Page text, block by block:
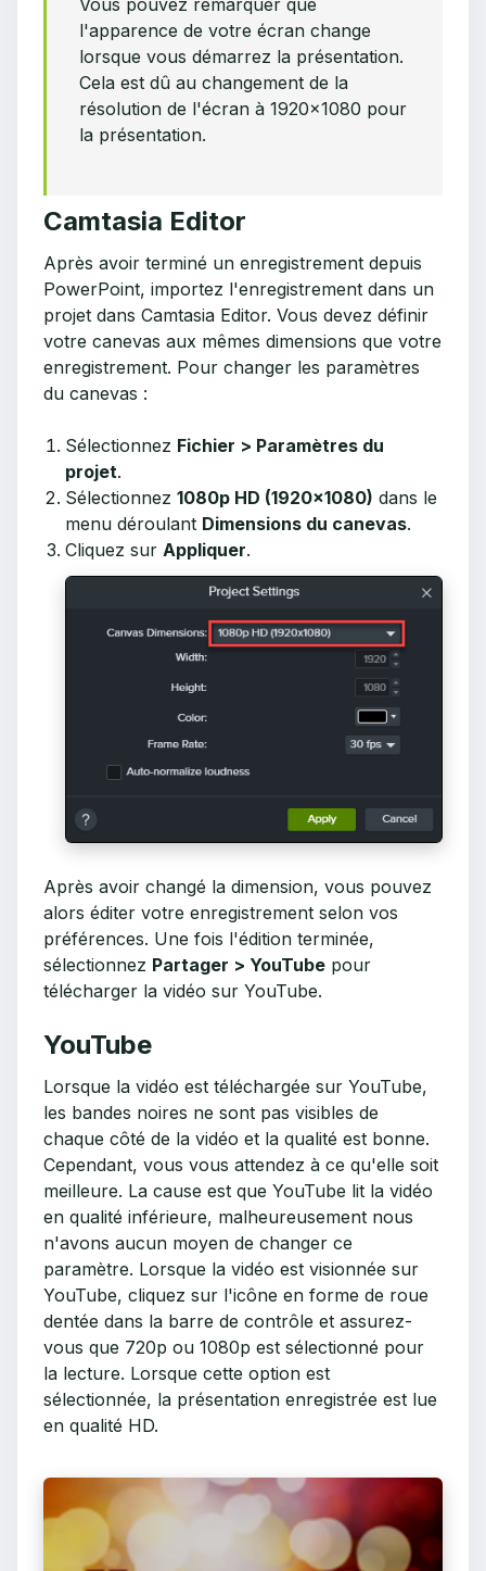
l'apparence de votre écran change
lorsque vous démarrez la présentation.
Cela est dû au changement de la
résolution de l'écran à 1920x1080 pour
la présentation.
Camtasia Editor
Après avoir terminé un enregistrement depuis
PowerPoint, importez l'enregistrement dans un
projet dans Camtasia Editor. Vous devez définir
votre canevas aux mêmes dimensions que votre
enregistrement. Pour changer les paramètres
du canevas :
Sélectionnez Fichier > Paramètres du
projet.
Sélectionnez 1080p HD (1920x1080) dans le
menu déroulant Dimensions du canevas.
Cliquez sur Appliquer.
Après avoir changé la dimension, vous pouvez
alors éditer votre enregistrement selon vos
préférences. Une fois l'édition terminée,
sélectionnez Partager > YouTube pour
télécharger la vidéo sur YouTube.
YouTube
Lorsque la vidéo est téléchargée sur YouTube,
les bandes noires ne sont pas visibles de
chaque côté de la vidéo et la qualité est bonne.
Cependant, vous vous attendez à ce qu'elle soit
meilleure. La cause est que YouTube lit la vidéo
en qualité inférieure, malheureusement nous
n'avons aucun moyen de changer ce
paramètre. Lorsque la vidéo est visionnée sur
YouTube, cliquez sur l'icône en forme de roue
dentée dans la barre de contrôle et assurez-
vous que 720p ou 1080p est sélectionné pour
la lecture. Lorsque cette option est
sélectionnée, la présentation enregistrée est lue
en qualité HD.